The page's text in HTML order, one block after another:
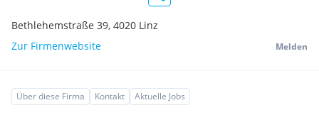
Bethlehemstraße 39, 4020 Linz
Zur Firmenwebsite
Melden
Über diese Firma Kontakt Aktuelle Jobs